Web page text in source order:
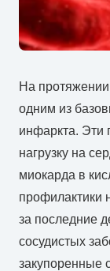
На протяжении
одним из
инфаркта. Эти
нагрузку на
миокарда в
профилактики
за последние
сосудистых
закупоренные